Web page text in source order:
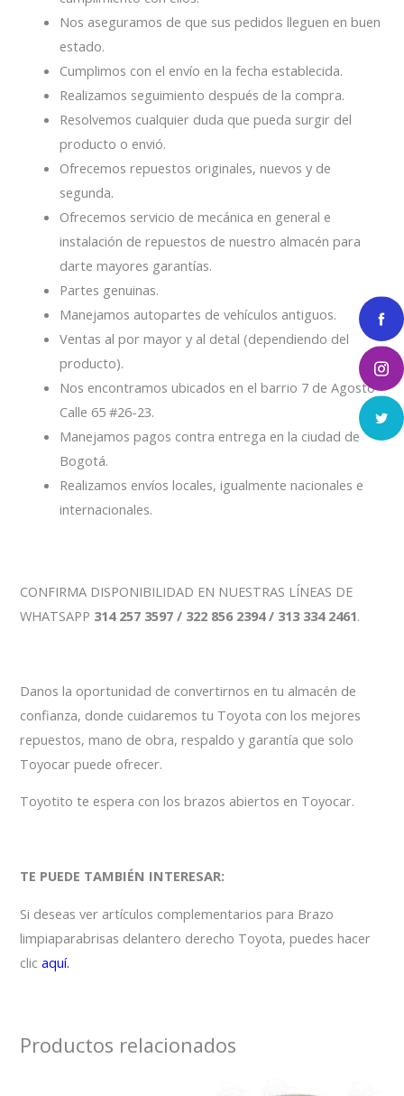
Nos aseguramos de que sus pedidos lleguen en buen
estado.
Cumplimos con el envío en la fecha establecida.
Realizamos seguimiento después de la compra.
Resolvemos cualquier duda que pueda surgir del
producto o envió.
Ofrecemos repuestos originales, nuevos y de
segunda.
Ofrecemos servicio de mecánica en general e
instalación de repuestos de nuestro almacén para
darte mayores garantías.
Partes genuinas.
Manejamos autopartes de vehículos antiguos.
Ventas al por mayor y al detal (dependiendo del
producto).
Nos encontramos ubicados en el barrio 7 de Agosto
Calle 65 #26-23.
Manejamos pagos contra entrega en la ciudad de
Bogotá.
Realizamos envíos locales, igualmente nacionales e
internacionales.
CONFIRMA DISPONIBILIDAD EN NUESTRAS LÍNEAS DE
WHATSAPP 314 257 3597 / 322 856 2394 / 313 334 2461.
Danos la oportunidad de convertirnos en tu almacén de
confianza, donde cuidaremos tu Toyota con los mejores
repuestos, mano de obra, respaldo y garantía que solo
Toyocar puede ofrecer.
Toyotito te espera con los brazos abiertos en Toyocar.
TE PUEDE TAMBIÉN INTERESAR:
Si deseas ver artículos complementarios para Brazo
limpiaparabrisas delantero derecho Toyota, puedes hacer
clicaquí.
Productos relacionados